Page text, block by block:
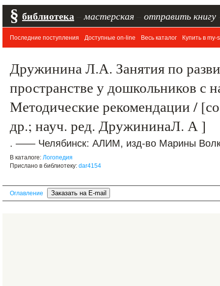
§ библиотека мастерская отправить книгу
Последние поступления Доступные on-line Весь каталог Купить в my-
Дружинина Л.А. Занятия по
пространстве у дошкольников с
Методические рекомендации /
др.; науч. ред. ДружининаЛ. А ]
. —— Челябинск: АЛИМ, изд-во Марины
В каталоге: Логопедия
Прислано в библиотеку: dar4154
Оглавление